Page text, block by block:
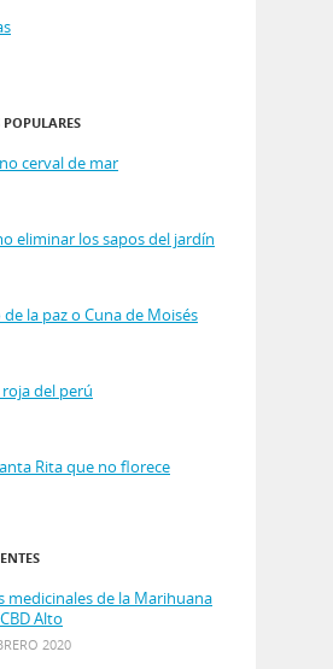
cerval de mar
eliminar los sapos del jardín
de la paz o Cuna de Moisés
roja del perú
Rita que no florece
medicinales de la Marihuana
Alto
2020